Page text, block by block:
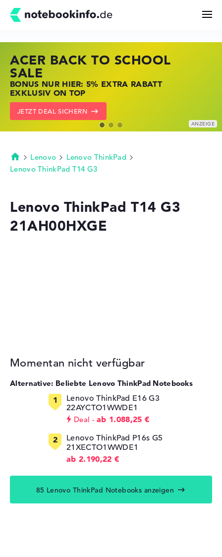
Kaufberatung
Technik & Wissen
Merkzettel
ACER BACK TO SCHOOL
SALE
BONUS NUR HIER: 5% EXTRA RABATT
EXKLUSIV ON TOP
JETZT DEAL SICHERN
HP STORE SSV DEALS
JETZT ZUGREIFEN: NOTEBOOKS BEI HP
KRÄFTIG REDUZIERT
ZU DEN HP ANGEBOTEN
LENOVO LAPTOP DEALS
NOTEBOOKS BEI LENOVO JETZT
KRÄFTIG REDUZIERT
LENOVO DEALS ZEIGEN
Startseite
Lenovo
Lenovo ThinkPad
Lenovo ThinkPad T14 G3
Lenovo ThinkPad T14 G3
21AH00HXGE
Momentan nicht verfügbar
Alternative: Beliebte Lenovo ThinkPad Notebooks
Lenovo ThinkPad E16 G3
22AYCTO1WWDE1
Deal
ab 1.088,25 €
Lenovo ThinkPad P16s G5
21XECTO1WWDE1
ab 2.190,22 €
85 Lenovo ThinkPad Notebooks anzeigen